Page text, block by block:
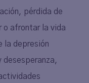
pérdida de
o afrontar la vida
la depresión
desesperanza,